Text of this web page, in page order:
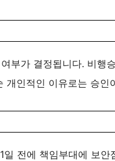
부가 결정됩니다. 비행
개인적인 이유로는 승인
전에 책임부대에 보